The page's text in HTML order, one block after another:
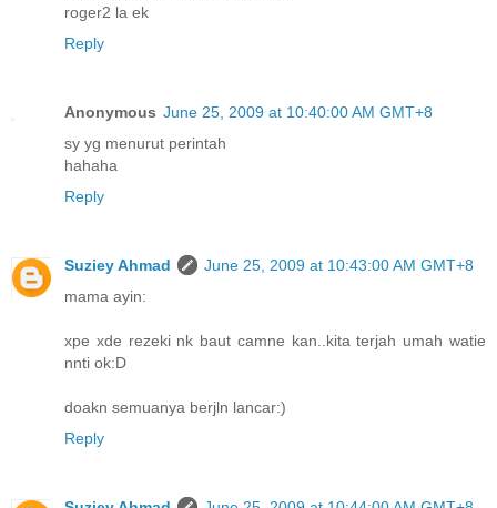
roger2 la ek
Reply
Anonymous June 25, 2009 at 10:40:00 AM GMT+8
sy yg menurut perintah
hahaha
Reply
Suziey Ahmad
June 25, 2009 at 10:43:00 AM GMT+8
mama ayin:
xpe xde rezeki nk baut camne kan..kita terjah umah watie
nnti ok:D
doakn semuanya berjln lancar:)
Reply